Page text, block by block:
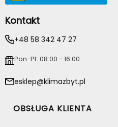
Kontakt
+48 58 342 47 27
Pon-Pt: 08:00 - 16:00
esklep@klimazbyt.pl
Linki w stopce
OBSŁUGA KLIENTA